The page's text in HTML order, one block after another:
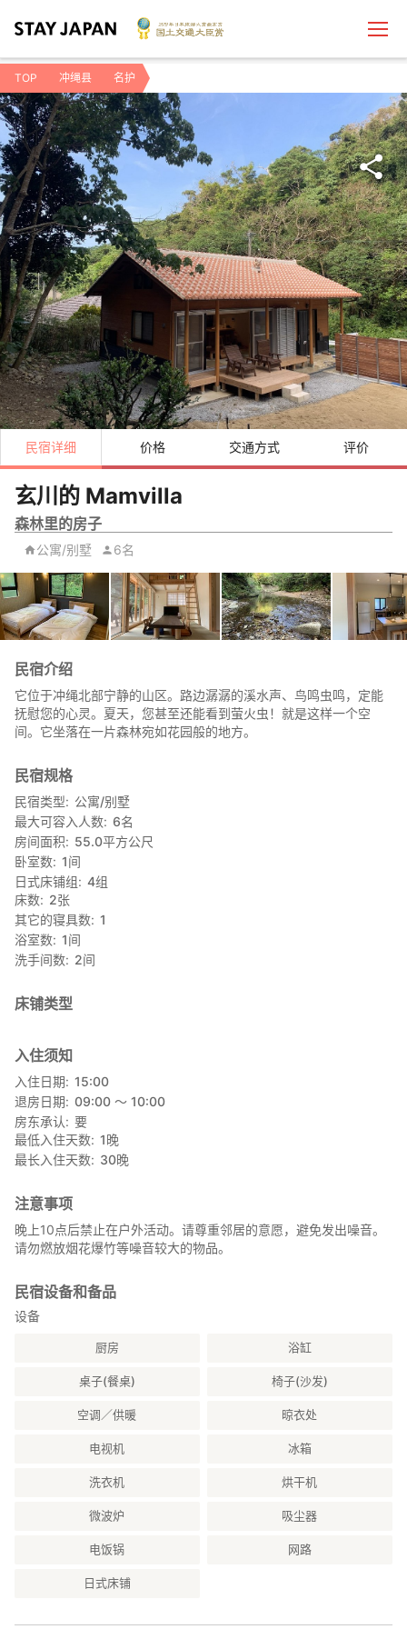
TOP 冲绳县 名护
民宿详细 价格 交通方式 评价
玄川的 Mamvilla
森林里的房子
公寓/别墅 6名
民宿介绍
它位于冲绳北部宁静的山区。路边潺潺的溪水声、鸟鸣虫鸣，定能
抚慰您的心灵。夏天，您甚至还能看到萤火虫！就是这样一个空
间。它坐落在一片森林宛如花园般的地方。
民宿规格
民宿类型
公寓/别墅
最大可容入人数
6名
房间面积
55.0平方公尺
卧室数 1间
日式床铺组
4组
床数
2张
其它的寝具数 1
浴室数 1间
洗手间数
2间
床铺类型
入住须知
入住日期
15:00
退房日期
09:00 〜 10:00
房东承认
要
最低入住天数 1晚
最长入住天数
30晚
注意事项
晚上10点后禁止在户外活动。请尊重邻居的意愿，避免发出噪音。
请勿燃放烟花爆竹等噪音较大的物品。
民宿设备和备品
设备
厨房 浴缸
桌子(餐桌) 椅子(沙发)
空调／供暖 晾衣处
电视机 冰箱
洗衣机 烘干机
微波炉 吸尘器
电饭锅 网路
日式床铺